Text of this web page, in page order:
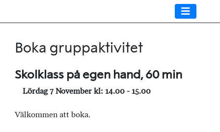
Boka gruppaktivitet
Skolklass på egen hand, 60 min
Lördag 7 November kl: 14.00 - 15.00
Välkommen att boka.